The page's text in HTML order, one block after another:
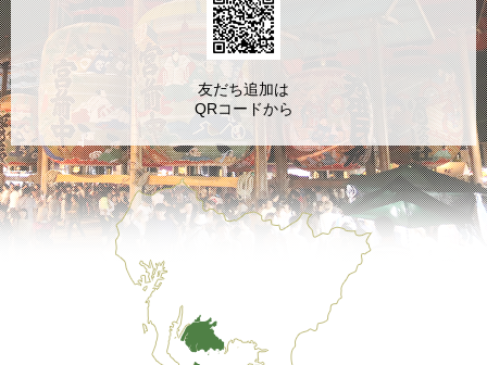
友だち追加は
QRコードから